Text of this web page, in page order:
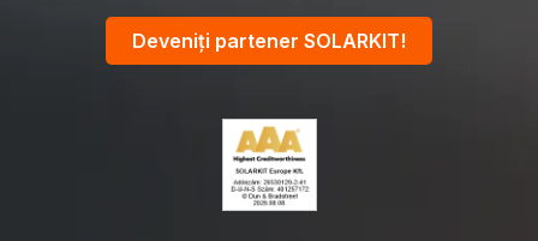
Deveniți partener SOLARKIT!